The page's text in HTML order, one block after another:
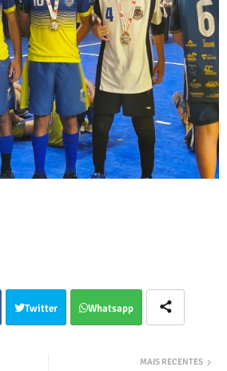
Twitter Whatsapp
MAIS RECENTES